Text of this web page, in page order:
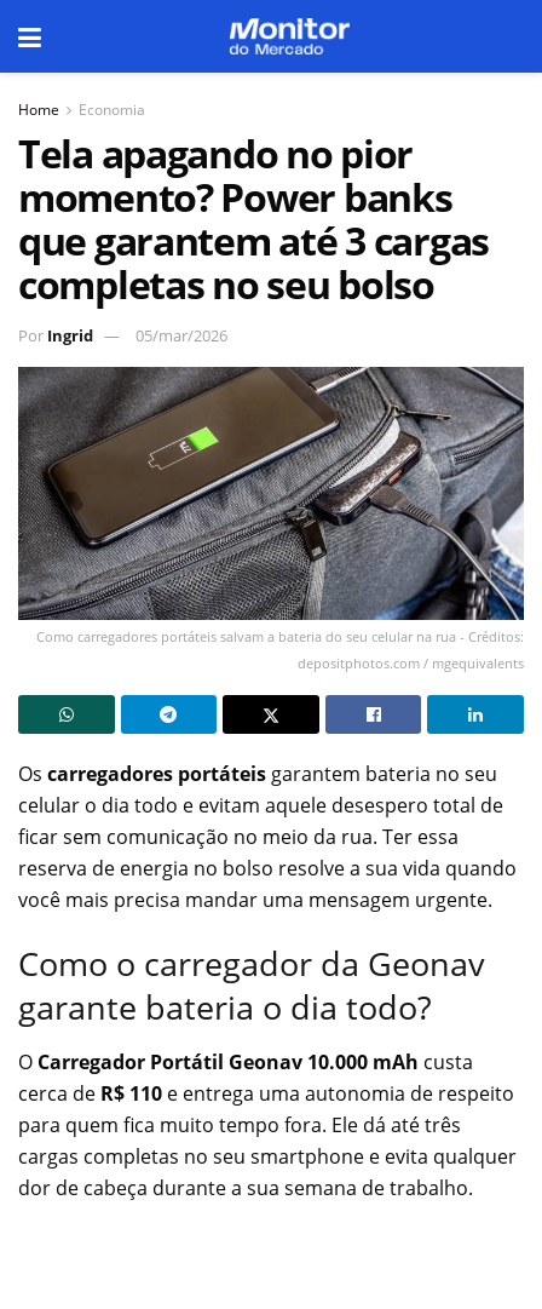
Home Economia
Tela apagando no pior
momento? Power banks
que garantem até 3 cargas
completas no seu bolso
Por Ingrid 05/mar/2026
Como carregadores portáteis salvam a bateria do seu celular na rua - Créditos:
depositphotos.com / mgequivalents
Os carregadores portáteis garantem bateria no seu
celular o dia todo e evitam aquele desespero total de
ficar sem comunicação no meio da rua. Ter essa
reserva de energia no bolso resolve a sua vida quando
você mais precisa mandar uma mensagem urgente.
Como o carregador da Geonav
garante bateria o dia todo?
O Carregador Portátil Geonav 10.000 mAh custa
cerca de R$ 110 e entrega uma autonomia de respeito
para quem fica muito tempo fora. Ele dá até três
cargas completas no seu smartphone e evita qualquer
dor de cabeça durante a sua semana de trabalho.